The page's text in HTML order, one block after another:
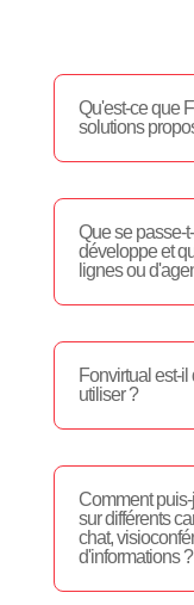
Qu'est-ce que
solutions
Que se passe-
développe et
lignes ou
Fonvirtual est-
utiliser ?
Comment
sur différents
chat,
d'informations ?